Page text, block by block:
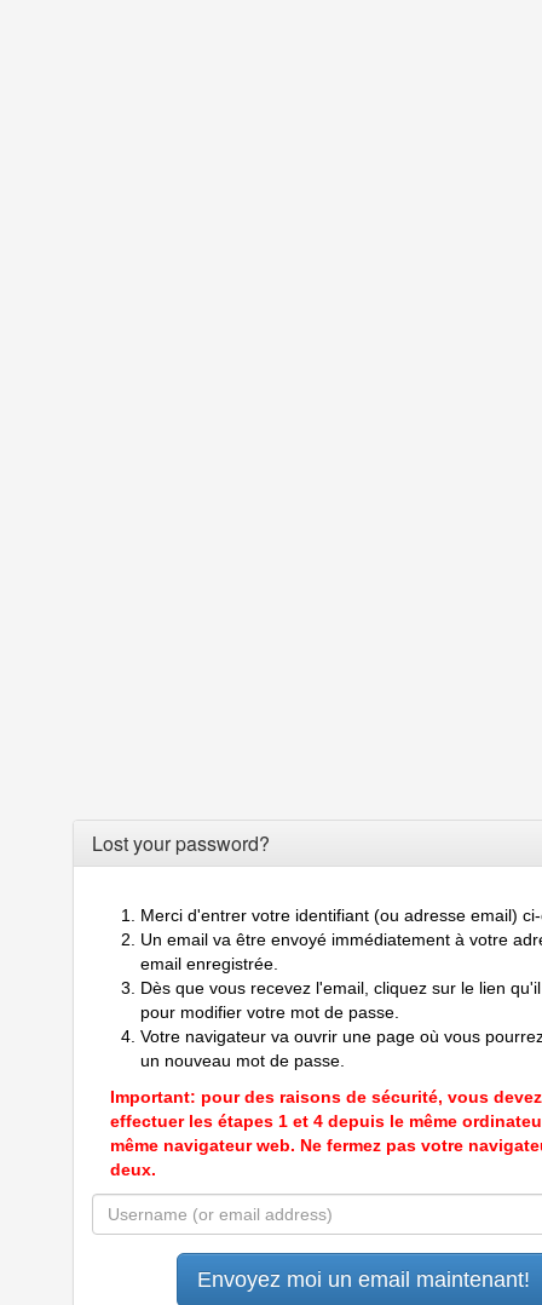
Lost your password?
Merci d'entrer votre identifiant (ou adresse email)
Un email va être envoyé immédiatement à votre
email enregistrée.
Dès que vous recevez l'email, cliquez sur le lien
pour modifier votre mot de passe.
Votre navigateur va ouvrir une page où vous
un nouveau mot de passe.
Important: pour des raisons de sécurité, vous devez
effectuer les étapes 1 et 4 depuis le même
même navigateur web. Ne fermez pas votre
deux.